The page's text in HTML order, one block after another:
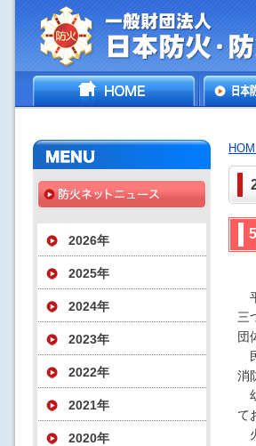
一般財団法人日
HOME
2026年
2025年
2024年
2023年
2022年
2021年
2020年
三
団
消
て